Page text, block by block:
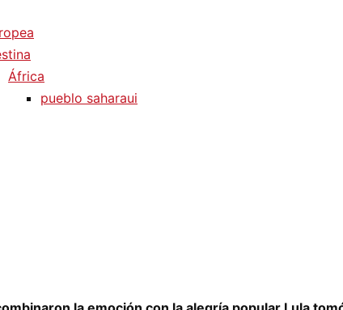
África
pueblo saharaui